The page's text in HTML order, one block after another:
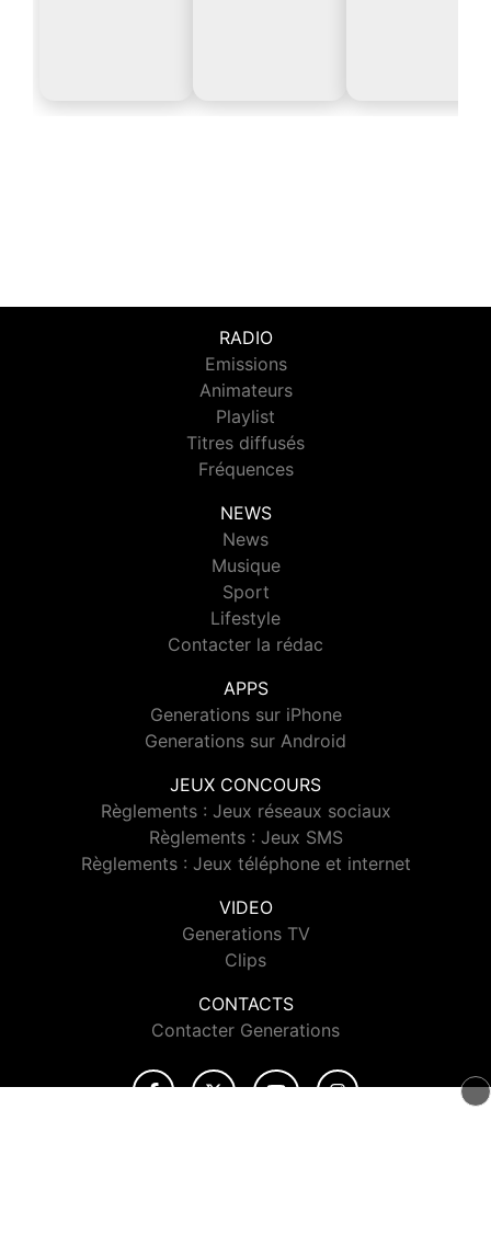
RADIO
Emissions
Animateurs
Playlist
Titres diffusés
Fréquences
NEWS
News
Musique
Sport
Lifestyle
Contacter la rédac
APPS
Generations sur iPhone
Generations sur Android
JEUX CONCOURS
Règlements : Jeux réseaux sociaux
Règlements : Jeux SMS
Règlements : Jeux téléphone et internet
VIDEO
Generations TV
Clips
CONTACTS
Contacter Generations